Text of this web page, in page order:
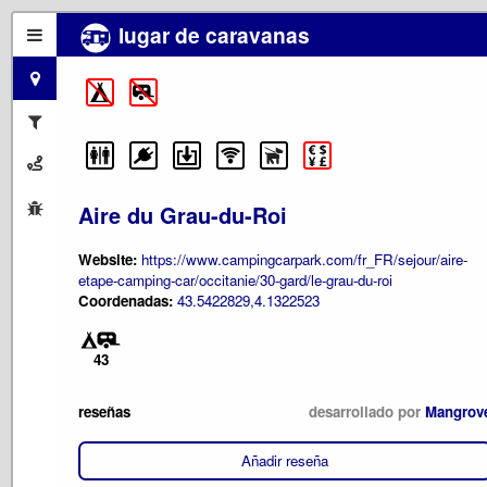
lugar de caravanas
Aire du Grau-du-Roi
Website: https://www.campingcarpark.com/fr_FR/sejour/aire-
etape-camping-car/occitanie/30-gard/le-grau-du-roi
Coordenadas: 43.5422829,4.1322523
43
reseñas desarrollado por
Añadir reseña